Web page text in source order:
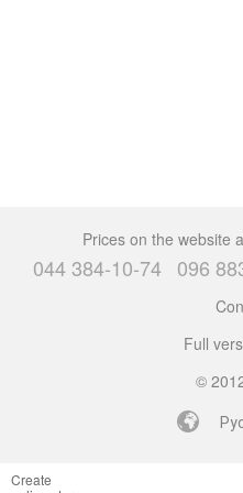
Prices on the website
044 384-10-74 096
Full
©
Create